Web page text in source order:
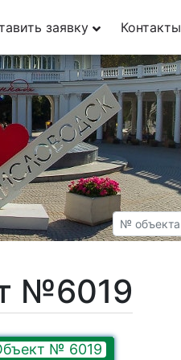
заявку Контакты
№6019
№ 6019